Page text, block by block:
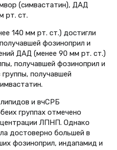
(симвастатин), ДАД
рт. ст.
140 мм рт. ст.) достигли
фозиноприл и
ДАД (менее 90 мм рт. ст.)
получавшей фозиноприл и
получавшей
и вчСРБ
группах отмечено
ЛПНП. Однако
достоверно большей в
фозиноприл, индапамид и